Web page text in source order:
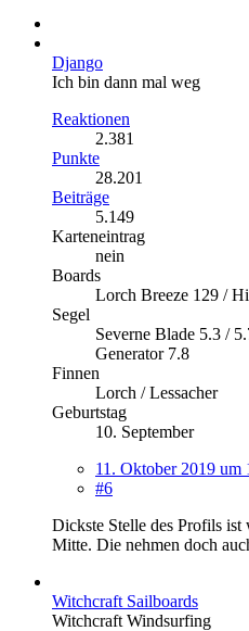
Django
Ich bin dann mal weg
Reaktionen
2.381
Punkte
28.201
Beiträge
5.149
Karteneintrag
nein
Boards
Lorch Breeze 129 /
Segel
Severne Blade 5.3 /
Generator 7.8
Finnen
Lorch / Lessacher
Geburtstag
10. September
11. Oktober 2019 um
#6
Dickste Stelle des Profils
Mitte. Die nehmen doch
Witchcraft Sailboards
​Witchcraft Windsurfing